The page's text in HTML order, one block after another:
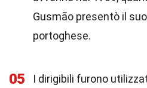
Gusmão presentò il
portoghese.
05
I dirigibili furono